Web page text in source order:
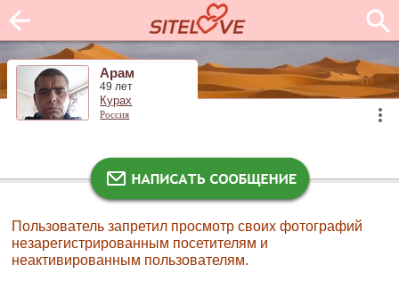
Арам
49 лет
Курах
Россия
Пользователь запретил просмотр своих фотографий
незарегистрированным посетителям и
неактивированным пользователям.